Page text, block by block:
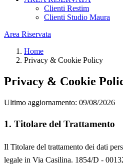
Clienti Restim
Clienti Studio Maura
Area Riservata
Home
Privacy & Cookie Policy
Privacy & Cookie
Ultimo aggiornamento: 09/08/2026
1. Titolare del Trattamento
Il Titolare del trattamento dei dati
legale in Via Casilina. 1854/D -